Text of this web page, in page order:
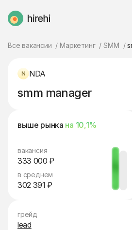
HireHi
Все вакансии Маркетинг SMM
NDA
smm manager
выше рынка на 10,1%
вакансия
333 000 ₽
в среднем
302 391 ₽
грейд
lead